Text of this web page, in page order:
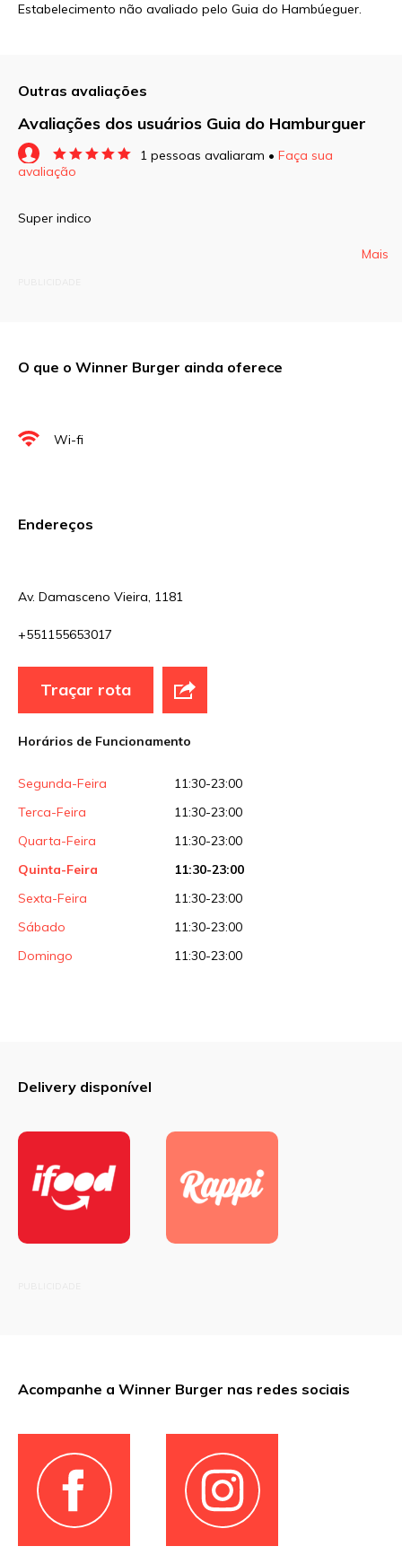
Estabelecimento não avaliado pelo Guia do Hambúeguer.
Outras avaliações
Avaliações dos usuários Guia do Hamburguer
1 pessoas avaliaram • Faça sua
avaliação
Campos obrigatórios são marcados com
Nome*
Super indico
Mais
O que o Winner Burger ainda oferece
Wi-fi
Endereços
Av. Damasceno Vieira, 1181
+551155653017
Traçar rota
Horários de Funcionamento
Segunda-Feira
11:30-23:00
Terca-Feira
11:30-23:00
Quarta-Feira
11:30-23:00
Quinta-Feira
11:30-23:00
Sexta-Feira
11:30-23:00
Sábado
11:30-23:00
Domingo
11:30-23:00
Delivery disponível
Acompanhe a Winner Burger nas redes sociais